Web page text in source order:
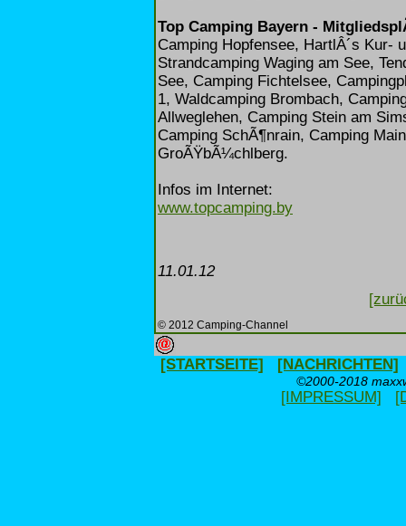
Top Camping Bayern -
Camping Hopfensee, HartlÂ´s Kur-
Strandcamping Waging am See,
See, Camping Fichtelsee,
1, Waldcamping Brombach,
Allweglehen, Camping Stein am
Camping SchÃ¶nrain, Camping
GroÃŸbÃ¼chlberg.
Infos im Internet:
www.topcamping.by
11.01.12
© 2012 Camping-Channel
[STARTSEITE] [NACHRICHTEN]
©2000-2018
[IMPRESSUM]